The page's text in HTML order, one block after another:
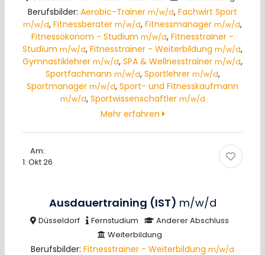
Berufsbilder: Aerobic-Trainer m/w/d, Fachwirt Sport
m/w/d, Fitnessberater m/w/d, Fitnessmanager m/w/d,
Fitnessökonom - Studium m/w/d, Fitnesstrainer -
Studium m/w/d, Fitnesstrainer - Weiterbildung m/w/d,
Gymnastiklehrer m/w/d, SPA & Wellnesstrainer m/w/d,
Sportfachmann m/w/d, Sportlehrer m/w/d,
Sportmanager m/w/d, Sport- und Fitnesskaufmann
m/w/d, Sportwissenschaftler m/w/d
Mehr erfahren
Am:
1. Okt 26
Ausdauertraining (IST) m/w/d
Düsseldorf Fernstudium
Anderer Abschluss
Weiterbildung
Berufsbilder: Fitnesstrainer - Weiterbildung m/w/d